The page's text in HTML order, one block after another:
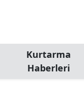
Kurtarma
Haberleri